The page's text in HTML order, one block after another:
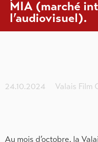
MIA (marché
l’audiovisuel).
24.10.2024 Valais Film
Au mois d’octobre, la